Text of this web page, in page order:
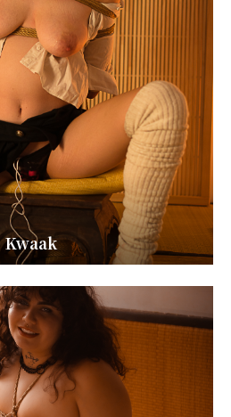
Kwaak